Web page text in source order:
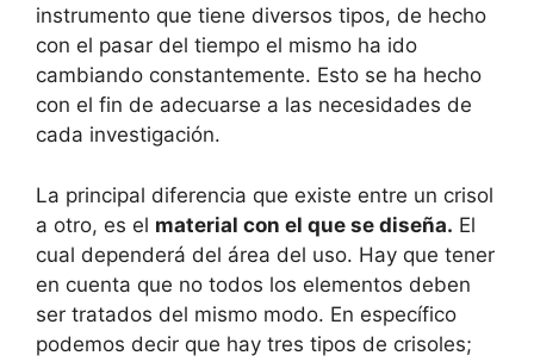
instrumento que tiene diversos tipos, de hecho
con el pasar del tiempo el mismo ha ido
cambiando constantemente. Esto se ha hecho
con el fin de adecuarse a las necesidades de
cada investigación.
La principal diferencia que existe entre un crisol
a otro, es el material con el que se diseña. El
cual dependerá del área del uso. Hay que tener
en cuenta que no todos los elementos deben
ser tratados del mismo modo. En específico
podemos decir que hay tres tipos de crisoles;